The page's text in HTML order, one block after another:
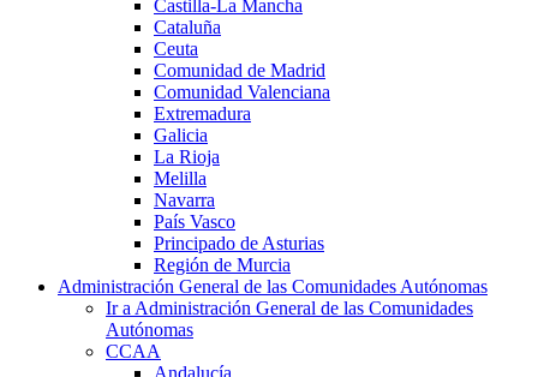
Castilla-La Mancha
Cataluña
Ceuta
Comunidad de Madrid
Comunidad Valenciana
Extremadura
Galicia
La Rioja
Melilla
Navarra
País Vasco
Principado de Asturias
Región de Murcia
Administración General de las Comunidades Autónomas
Ir a Administración General de las Comunidades
Autónomas
CCAA
Andalucía